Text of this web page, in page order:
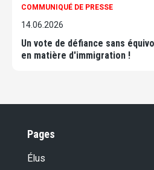
COMMUNIQUÉ DE PRESSE
14.06.2026
Un vote de défiance sans
en matière d'immigration !
Pages
Élus